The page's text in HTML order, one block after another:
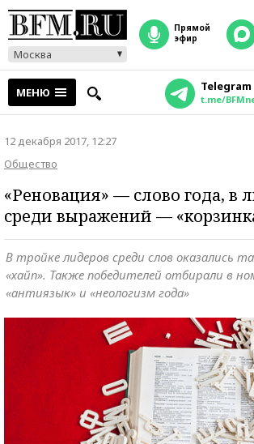
Москва
прямой
эфир
МЕНЮ Telegram
t.me/
12 декабря 2017, 12:27
Общество
«Реновация» — слово года, в
среди выражений —
В тройке лидеров среди слов оказались
«хайп». Также победителей отбирали в
«антиязык» и «неологизм года»